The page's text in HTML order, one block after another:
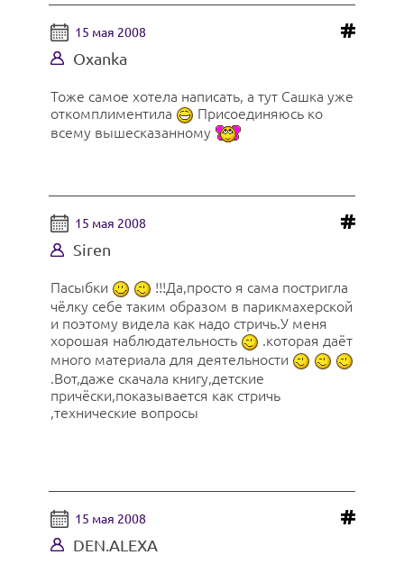
15 мая 2008
Oxanka
Тоже самое хотела написать, а тут Сашка уже
откомплиментила
Присоединяюсь ко
всему вышесказанному
15 мая 2008
Siren
Пасыбки
!!!Да,просто я сама постригла
чёлку себе таким образом в парикмахерской
и поэтому видела как надо стричь.У меня
хорошая наблюдательность
.которая даёт
много материала для деятельности
.Вот,даже скачала книгу,детские
причёски,показывается как стричь
,технические вопросы
15 мая 2008
DEN.ALEXA